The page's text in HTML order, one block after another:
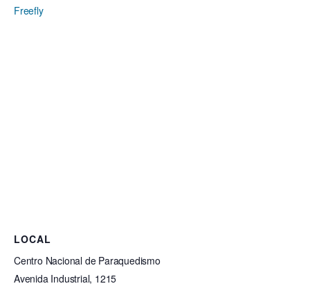
Freefly
LOCAL
Centro Nacional de Paraquedismo
Avenida Industrial, 1215